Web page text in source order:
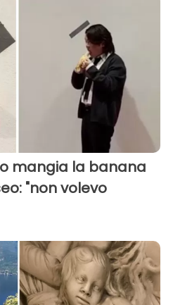
mangia la banana
"non volevo